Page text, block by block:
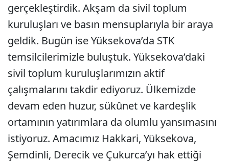
gerçekleştirdik. Akşam da sivil toplum
kuruluşları ve basın mensuplarıyla bir araya
geldik. Bugün ise Yüksekova’da STK
temsilcilerimizle buluştuk. Yüksekova’daki
sivil toplum kuruluşlarımızın aktif
çalışmalarını takdir ediyoruz. Ülkemizde
devam eden huzur, sükûnet ve kardeşlik
ortamının yatırımlara da olumlu yansımasını
istiyoruz. Amacımız Hakkari, Yüksekova,
Şemdinli, Derecik ve Çukurca’yı hak ettiği